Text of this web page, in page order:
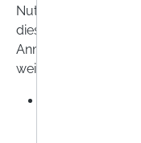
Nutzung unserer
diese mit oder ohne
Anmeldung zum
weitere Zwecke